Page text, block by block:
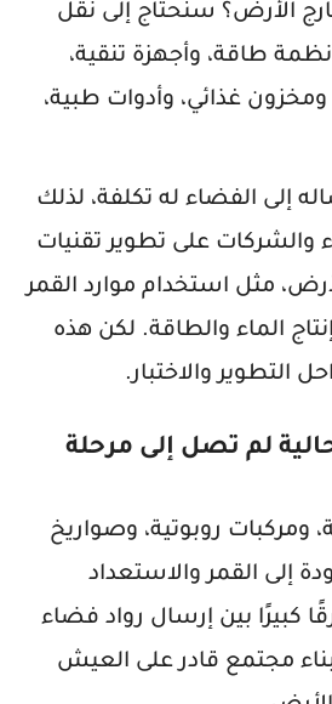
الأرض؟ سنحتاج إلى نقل
طاقة، وأجهزة تنقية،
ومخزون غذائي، وأدوات طبية،
إلى الفضاء له تكلفة، لذلك
والشركات على تطوير تقنيات
مثل استخدام موارد القمر
الماء والطاقة. لكن هذه
التطوير والاختبار.
لم تصل إلى مرحلة
ومركبات روبوتية، وصواريخ
إلى القمر والاستعداد
كبيرًا بين إرسال رواد فضاء
مجتمع قادر على العيش